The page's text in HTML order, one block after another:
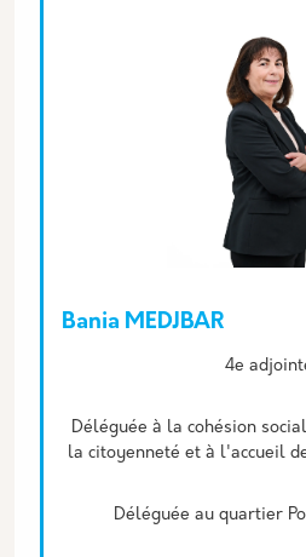
Bania MEDJBAR
4e
Déléguée à la cohésion
la citoyenneté et à l'accueil
Déléguée au quartier